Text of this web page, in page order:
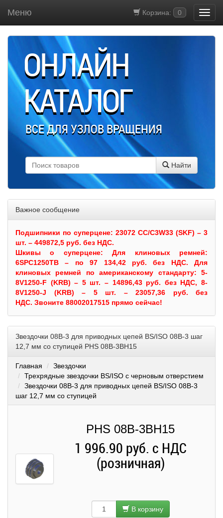
Корзина: 0
Меню
ОНЛАЙН
КАТАЛОГ
ВСЕ ДЛЯ УЗЛОВ ВРАЩЕНИЯ
Найти
Важное сообщение
Подшипники по суперцене: 23072 CC/C3W33 (SKF) – 3
шт. – 449872,5 руб. без НДС.
Шкивыо суперцене:Для клиновых ремней:
6SPC1250TB – по 97 134,42 руб. без НДС. Для
клиновых ремней по американскому стандарту: 5-
8V1250-F (KRB) – 5 шт. – 14896,43 руб. без НДС, 8-
8V1250-J (KRB) – 5 шт. – 23057,36 руб. без
НДС. Звоните 88002017515 прямо сейчас!
Звездочки 08B-3 для приводных цепей BS/ISO 08B-3 шаг
12,7 мм со ступицей PHS 08B-3BH15
Главная
Звездочки
Трехрядные звездочки BS/ISO с черновым отверстием
Звездочки 08B-3 для приводных цепей BS/ISO 08B-3
шаг 12,7 мм со ступицей
PHS 08B-3BH15
1 996.90 руб. с НДС
(розничная)
В корзину